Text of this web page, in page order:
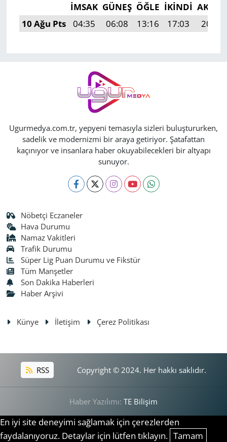
İMSAK GÜNEŞ ÖĞLE İKINDI AKŞAM
10 Ağu Pts
04:35 06:08 13:16 17:03 20:13
Ugurmedya.com.tr, yepyeni temasıyla sizleri buluştururken,
sadelik ve modernizmi bir araya getiriyor. Şatafattan
kaçınıyor ve insanlara haber okuyabilecekleri bir altyapı
sunuyor.
Nöbetçi Eczaneler
Hava Durumu
Namaz Vakitleri
Trafik Durumu
Süper Lig Puan Durumu ve Fikstür
Tüm Manşetler
Son Dakika Haberleri
Haber Arşivi
Künye İletişim Çerez Politikası
RSS Copyright © 2024. Her hakkı saklıdır.
Haber Yazılımı: TE Bilişim
En iyi site deneyimi sağlamak için çerezlerden
faydalanıyoruz. Detaylar için lütfen tıklayın. Tamam